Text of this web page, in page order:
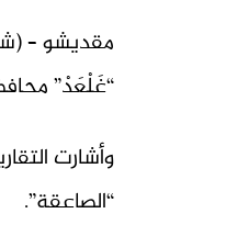
مقديشو –
“غَلْعَدْ”
وأشارت
“الصاعقة”.